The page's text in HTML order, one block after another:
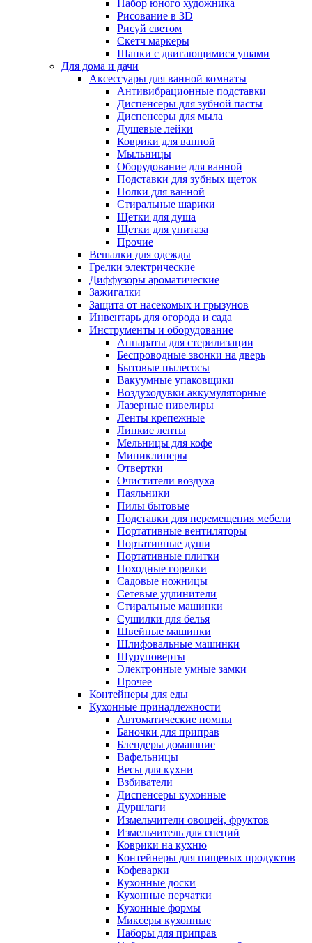
Набор юного художника
Рисование в 3D
Рисуй светом
Скетч маркеры
Шапки с двигающимися ушами
Для дома и дачи
Аксессуары для ванной комнаты
Антивибрационные подставки
Диспенсеры для зубной пасты
Диспенсеры для мыла
Душевые лейки
Коврики для ванной
Мыльницы
Оборудование для ванной
Подставки для зубных щеток
Полки для ванной
Стиральные шарики
Щетки для душа
Щетки для унитаза
Прочие
Вешалки для одежды
Грелки электрические
Диффузоры ароматические
Зажигалки
Защита от насекомых и грызунов
Инвентарь для огорода и сада
Инструменты и оборудование
Аппараты для стерилизации
Беспроводные звонки на дверь
Бытовые пылесосы
Вакуумные упаковщики
Воздуходувки аккумуляторные
Лазерные нивелиры
Ленты крепежные
Липкие ленты
Мельницы для кофе
Миниклинеры
Отвертки
Очистители воздуха
Паяльники
Пилы бытовые
Подставки для перемещения мебели
Портативные вентиляторы
Портативные души
Портативные плитки
Походные горелки
Садовые ножницы
Сетевые удлинители
Стиральные машинки
Сушилки для белья
Швейные машинки
Шлифовальные машинки
Шуруповерты
Электронные умные замки
Прочее
Контейнеры для еды
Кухонные принадлежности
Автоматические помпы
Баночки для приправ
Блендеры домашние
Вафельницы
Весы для кухни
Взбиватели
Диспенсеры кухонные
Дуршлаги
Измельчители овощей, фруктов
Измельчитель для специй
Коврики на кухню
Контейнеры для пищевых продуктов
Кофеварки
Кухонные доски
Кухонные перчатки
Кухонные формы
Миксеры кухонные
Наборы для приправ